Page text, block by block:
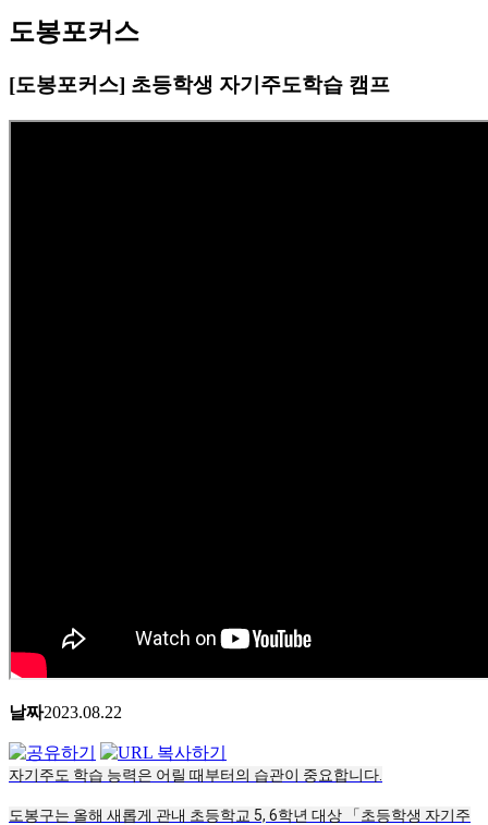
도봉포커스
[도봉포커스] 초등학생 자기주도학습 캠프
날짜2023.08.22
자기주도 학습 능력은 어릴 때부터의 습관이 중요합니다.
도봉구는 올해 새롭게 관내 초등학교 5, 6학년 대상 「초등학생 자기주